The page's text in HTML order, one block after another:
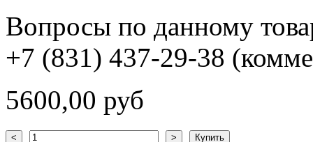
Вопросы по данному
+7 (831) 437-29-38
5600,00 руб